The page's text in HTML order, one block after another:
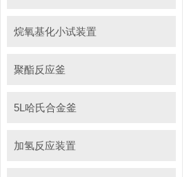
烷氧基化小试装置
聚酯反应釜
5L哈氏合金釜
加氢反应装置